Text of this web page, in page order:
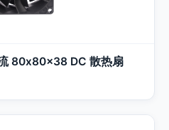
80x80x38 DC 散热扇